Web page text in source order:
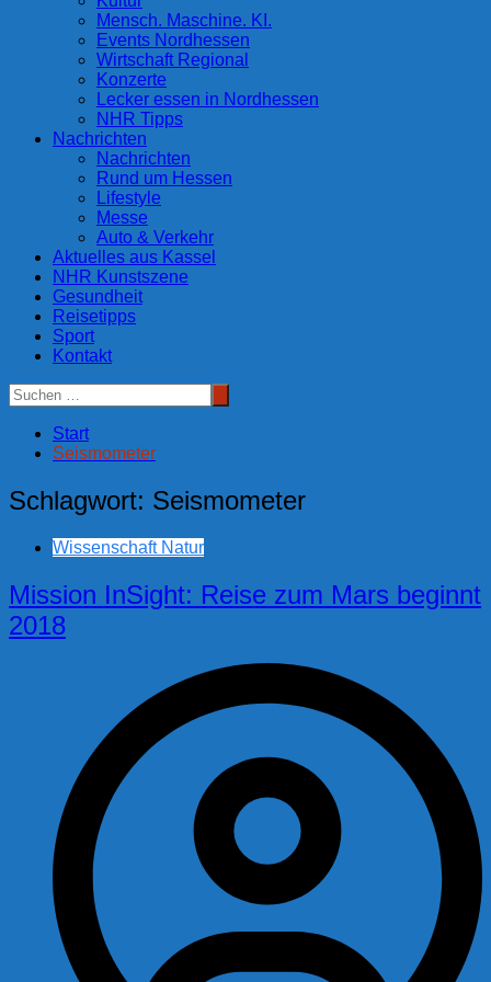
Mensch. Maschine. KI.
Events Nordhessen
Wirtschaft Regional
Konzerte
Lecker essen in Nordhessen
NHR Tipps
Nachrichten
Nachrichten
Rund um Hessen
Lifestyle
Messe
Auto & Verkehr
Aktuelles aus Kassel
NHR Kunstszene
Gesundheit
Reisetipps
Sport
Kontakt
Start
Seismometer
Schlagwort: Seismometer
Wissenschaft Natur
Mission InSight: Reise zum Mars beginnt
2018